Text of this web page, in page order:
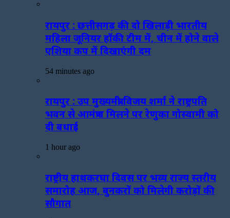
रायपुर : छत्तीसगढ़ की दो खिलाड़ी भारतीय
महिला जूनियर हॉकी टीम में, चीन में होने वाले
एशिया कप में दिखाएंगी दम
54 minutes ago
रायपुर : उप मुख्यमंत्री विजय शर्मा ने राष्ट्रपति
भवन से आमंत्रण मिलने पर रेणुका गोस्वामी को
दी बधाई
1 hour ago
राष्ट्रीय हाथकरघा दिवस पर भव्य राज्य स्तरीय
समारोह आज, बुनकरों को मिलेगी करोड़ों की
सौगात